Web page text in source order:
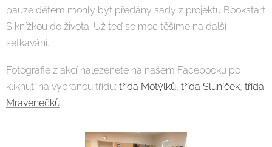
pauze dětem mohly být předány sady z projektu Bookstart
S knížkou do života. Už teď se moc těšíme na další
setkávání.
Fotografie z akcí nalezenete na našem Facebooku po
kliknutí na vybranou třídu: třída Motýlků, třída Sluníček, třída
Mravenečků.